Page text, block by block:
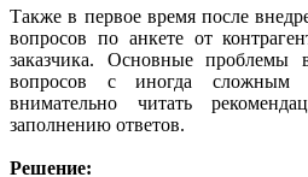
Также в первое время после
вопросов по анкете от
заказчика. Основные проблемы
вопросов с иногда сложным
внимательно читать
заполнению ответов.
Решение: